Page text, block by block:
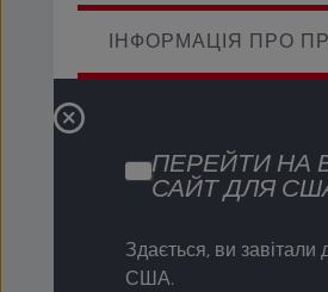
ПЕРЕЙТИ НА
САЙТ ДЛЯ
Здається, ви завітали
США.
ІНФОРМАЦІЯ ПРО
1 LT